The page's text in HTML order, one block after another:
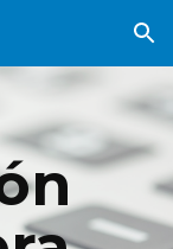
Skip to navigation